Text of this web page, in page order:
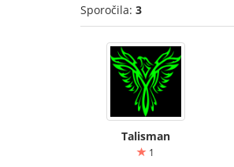
Sporočila: 3
Talisman
1